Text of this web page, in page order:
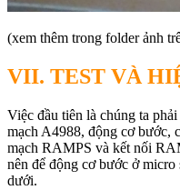
(xem thêm trong folder ảnh
VII. TEST VÀ
Việc đầu tiên là chúng ta
mạch A4988, động cơ bước,
mạch RAMPS và kết nối
nên để động cơ bước ở
dưới.